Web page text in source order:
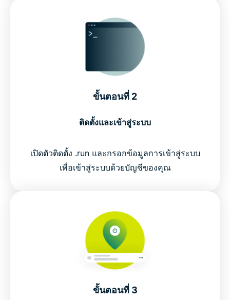
ขั้นตอนที่ 2
ติดตั้งและเข้าสู่ระบบ
เปิดตัวติดตั้ง .run และกรอกข้อมูลการเข้าสู่ระบบ
เพื่อเข้าสู่ระบบด้วยบัญชีของคุณ
ขั้นตอนที่ 3